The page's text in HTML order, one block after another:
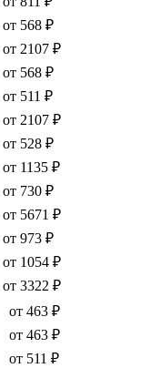
от 568 ₽
от 2107 ₽
от 568 ₽
от 511 ₽
от 2107 ₽
от 528 ₽
от 1135 ₽
от 730 ₽
от 5671 ₽
от 973 ₽
от 1054 ₽
от 3322 ₽
от 463 ₽
от 463 ₽
от 511 ₽